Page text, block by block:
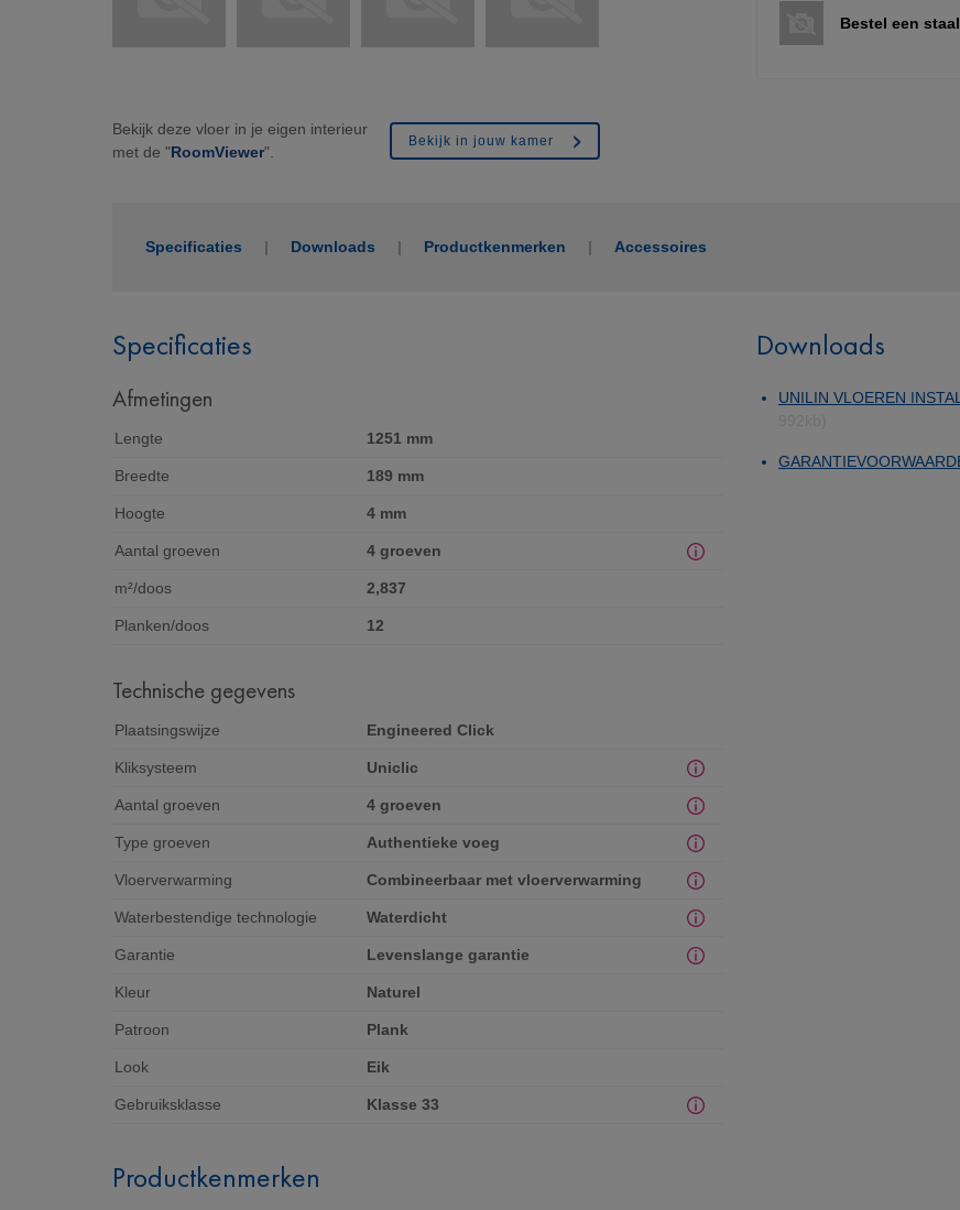
Bestel een staal
Bekijk deze vloer in je eigen interieur
met de "RoomViewer".
Bekijk in jouw kamer
Specificaties Downloads Productkenmerken Accessoires
Specificaties
Afmetingen
Lengte 1251 mm
Breedte 189 mm
Hoogte 4 mm
Aantal groeven 4 groeven
m²/doos 2,837
Planken/doos 12
Technische gegevens
Plaatsingswijze Engineered Click
Kliksysteem Uniclic
Aantal groeven 4 groeven
Type groeven Authentieke voeg
Vloerverwarming Combineerbaar met vloerverwarming
Waterbestendige technologie Waterdicht
Garantie Levenslange garantie
Kleur Naturel
Patroon Plank
Look Eik
Gebruiksklasse Klasse 33
Productkenmerken
Downloads
UNILIN VLOEREN